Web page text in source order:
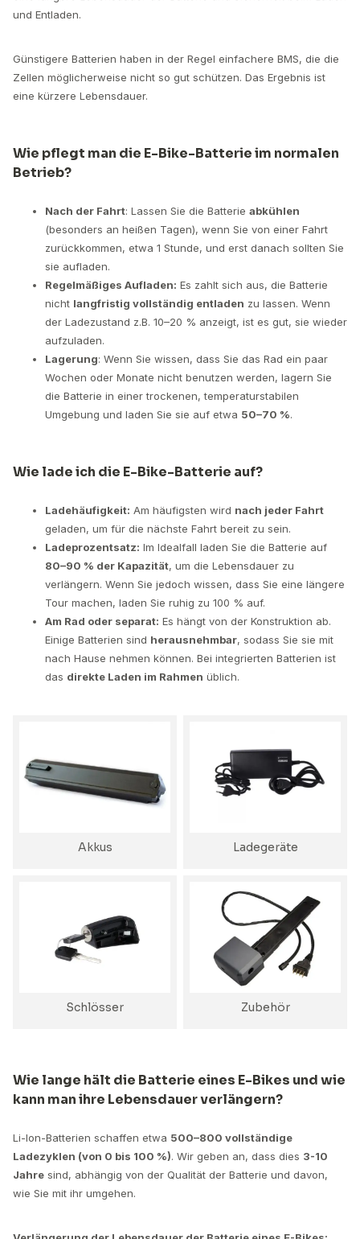
und Entladen.
Günstigere Batterien haben in der Regel einfachere BMS, die die
Zellen möglicherweise nicht so gut schützen. Das Ergebnis ist
eine kürzere Lebensdauer.
Wie pflegt man die E-Bike-Batterie im normalen
Betrieb?
Nach der Fahrt: Lassen Sie die Batterie abkühlen
(besonders an heißen Tagen), wenn Sie von einer Fahrt
zurückkommen, etwa 1 Stunde, und erst danach sollten Sie
sie aufladen.
Regelmäßiges Aufladen: Es zahlt sich aus, die Batterie
nicht langfristig vollständig entladen zu lassen. Wenn
der Ladezustand z.B. 10–20 % anzeigt, ist es gut, sie wieder
aufzuladen.
Lagerung: Wenn Sie wissen, dass Sie das Rad ein paar
Wochen oder Monate nicht benutzen werden, lagern Sie
die Batterie in einer trockenen, temperaturstabilen
Umgebung und laden Sie sie auf etwa 50–70 %.
Wie lade ich die E-Bike-Batterie auf?
Ladehäufigkeit: Am häufigsten wird nach jeder Fahrt
geladen, um für die nächste Fahrt bereit zu sein.
Ladeprozentsatz: Im Idealfall laden Sie die Batterie auf
80–90 % der Kapazität, um die Lebensdauer zu
verlängern. Wenn Sie jedoch wissen, dass Sie eine längere
Tour machen, laden Sie ruhig zu 100 % auf.
Am Rad oder separat: Es hängt von der Konstruktion ab.
Einige Batterien sind herausnehmbar, sodass Sie sie mit
nach Hause nehmen können. Bei integrierten Batterien ist
das direkte Laden im Rahmen üblich.
Akkus Ladegeräte
Schlösser Zubehör
Wie lange hält die Batterie eines E-Bikes und wie
kann man ihre Lebensdauer verlängern?
Li-Ion-Batterien schaffen etwa 500–800 vollständige
Ladezyklen (von 0 bis 100 %). Wir geben an, dass dies 3-10
Jahre sind, abhängig von der Qualität der Batterie und davon,
wie Sie mit ihr umgehen.